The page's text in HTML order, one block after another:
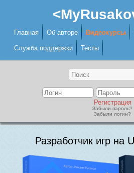
Главная Об авторе Видеокурсы
Служба поддержки Тесты
Регистрация
Забыли пароль?
Забыли логин?
Разработчик игр на